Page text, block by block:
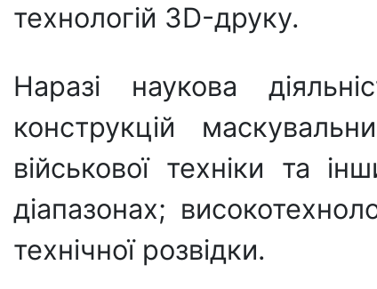
технологій 3D-друку.
Наразі наукова
конструкцій
військової техніки та
діапазонах;
технічної розвідки.